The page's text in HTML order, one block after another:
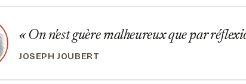
On n'est guère malheureux que par
JOSEPH JOUBERT